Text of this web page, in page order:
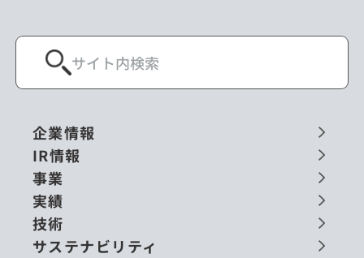
企業情報
IR情報
事業
実績
技術
サステナビリティ